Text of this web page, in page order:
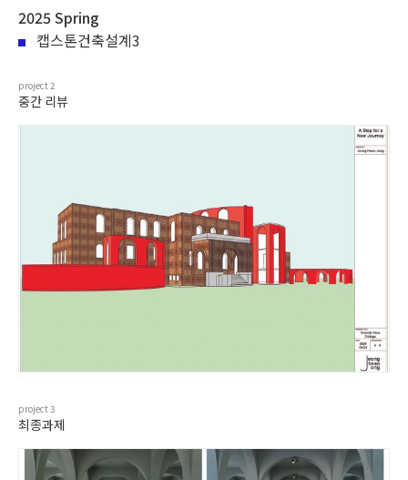
2025 Spring
캡스톤건축설계3
project2
중간 리뷰
project3
최종과제